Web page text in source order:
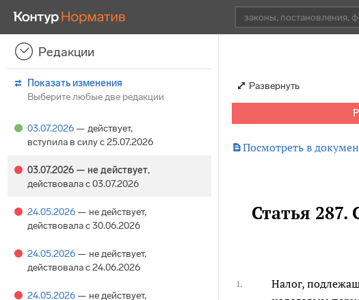
Редакции
Показать изменения
Выберите любые две редакции
03.07.2026 — действует,
вступила в силу с 25.07.2026
03.07.2026 — не действует,
действовала с 03.07.2026
24.05.2026 — не действует,
действовала с 30.06.2026
24.05.2026 — не действует,
действовала с 24.06.2026
24.05.2026 — не действует,
Развернуть
Посмотреть в
Статья
1.
Налог,